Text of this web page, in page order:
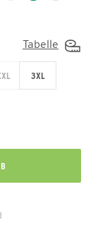
Tabelle
3XL